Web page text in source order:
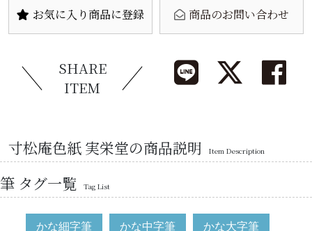
お気に入り商品に登録 商品のお問い合わせ
SHARE
ITEM
寸松庵色紙 実栄堂の商品説明 Item Description
筆 タグ一覧 Tag List
かな細字筆 かな中字筆 かな大字筆